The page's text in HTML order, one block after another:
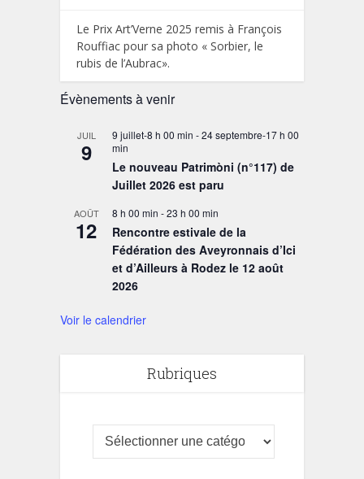
Le Prix Art’Verne 2025 remis à François
Rouffiac pour sa photo « Sorbier, le
rubis de l’Aubrac».
Évènements à venir
JUIL
9
9 juillet-8 h 00 min -24 septembre-17 h 00
min
Le nouveau Patrimòni (n°117) de
Juillet 2026 est paru
AOÛT
12
8 h 00 min -23 h 00 min
Rencontre estivale de la
Fédération des Aveyronnais d’Ici
et d’Ailleurs à Rodez le 12 août
2026
Voir le calendrier
Rubriques